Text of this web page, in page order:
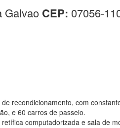
Galvao CEP: 07056-
recondicionamento, com
e 60 carros de passeio.
computadorizada e sala de